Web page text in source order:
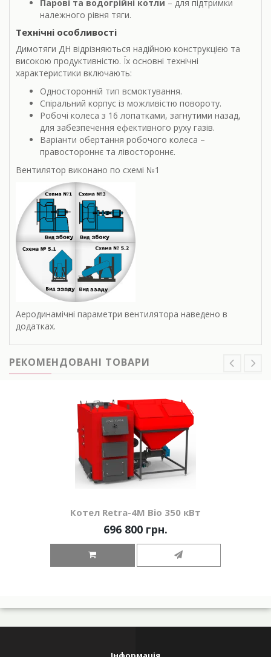
Парові та водогрійні котли – для підтримки
належного рівня тяги.
Технічні особливості
Димотяги ДН відрізняються надійною конструкцією та
високою продуктивністю. Їх основні технічні
характеристики включають:
Односторонній тип всмоктування.
Спіральний корпус із можливістю повороту.
Робочі колеса з 16 лопатками, загнутими назад,
для забезпечення ефективного руху газів.
Варіанти обертання робочого колеса –
правостороннє та лівостороннє.
Вентилятор виконано по схемі №1
Аеродинамічні параметри вентилятора наведено в
додатках.
РЕКОМЕНДОВАНІ ТОВАРИ
Котел Retra-4М Bio 350 кВт
696 800 грн.